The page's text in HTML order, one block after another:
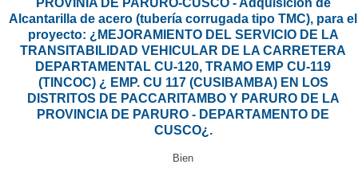
PROVINIA DE PARURO-CUSCO - Adquisición de
Alcantarilla de acero (tubería corrugada tipo TMC), para el
proyecto: ¿MEJORAMIENTO DEL SERVICIO DE LA
TRANSITABILIDAD VEHICULAR DE LA CARRETERA
DEPARTAMENTAL CU-120, TRAMO EMP CU-119
(TINCOC) ¿ EMP. CU 117 (CUSIBAMBA) EN LOS
DISTRITOS DE PACCARITAMBO Y PARURO DE LA
PROVINCIA DE PARURO - DEPARTAMENTO DE
CUSCO¿.
Bien